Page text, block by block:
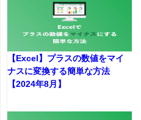
【Excel】プラスの数値をマイ
ナスに変換する簡単な方法
【2024年8月】